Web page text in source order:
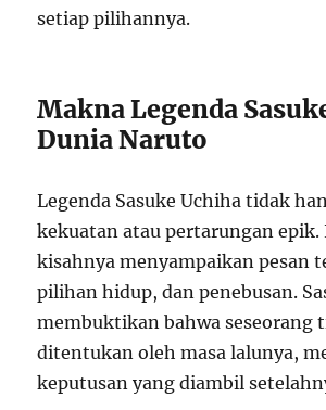
setiap pilihannya.
Makna Legenda
Dunia Naruto
Legenda Sasuke Uchiha tidak
kekuatan atau pertarungan
kisahnya menyampaikan pesan
pilihan hidup, dan penebusan.
membuktikan bahwa seseorang
ditentukan oleh masa lalunya,
keputusan yang diambil